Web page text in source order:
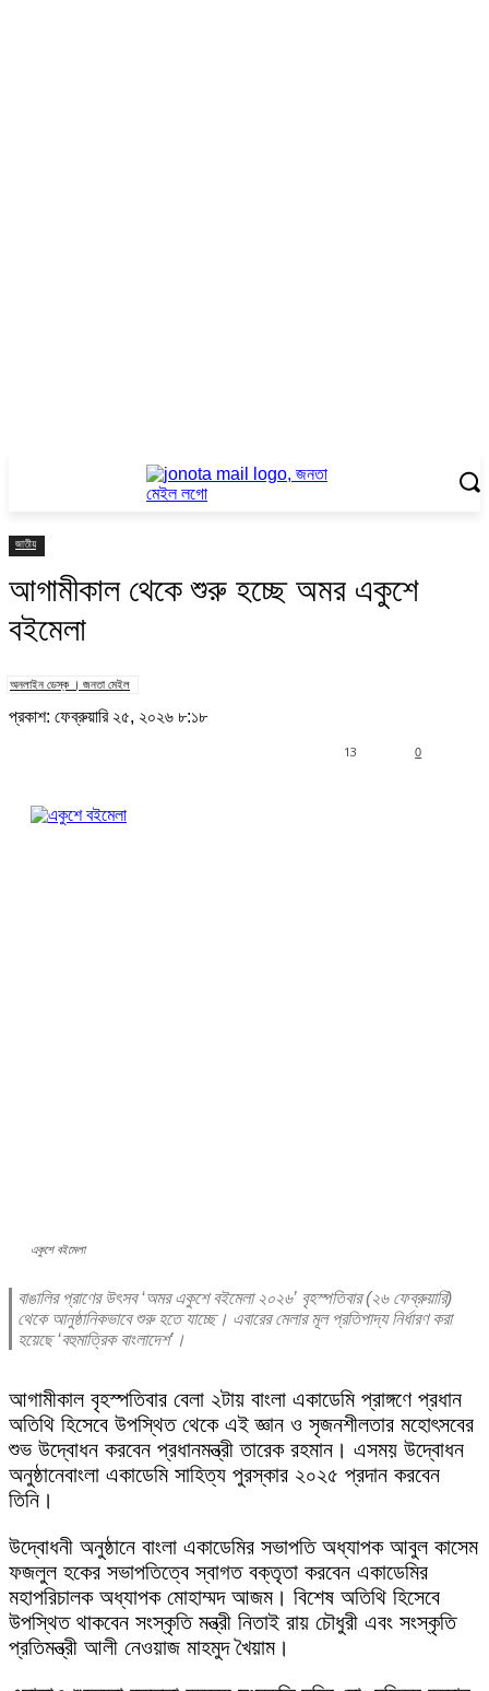
জাতীয়
আগামীকাল থেকে শুরু হচ্ছে অমর একুশে
বইমেলা
অনলাইন ডেস্ক । জনতা মেইল
প্রকাশ: ফেব্রুয়ারি ২৫, ২০২৬ ৮:১৮
0
13
একুশে বইমেলা
বাঙালির প্রাণের উৎসব ‘অমর একুশে বইমেলা ২০২৬’ বৃহস্পতিবার (২৬ ফেব্রুয়ারি)
থেকে আনুষ্ঠানিকভাবে শুরু হতে যাচ্ছে। এবারের মেলার মূল প্রতিপাদ্য নির্ধারণ করা
হয়েছে ‘বহুমাত্রিক বাংলাদেশ’।
আগামীকাল বৃহস্পতিবার বেলা ২টায় বাংলা একাডেমি প্রাঙ্গণে প্রধান
অতিথি হিসেবে উপস্থিত থেকে এই জ্ঞান ও সৃজনশীলতার মহোৎসবের
শুভ উদ্বোধন করবেন প্রধানমন্ত্রী তারেক রহমান। এসময় উদ্বোধন
অনুষ্ঠানেবাংলা একাডেমি সাহিত্য পুরস্কার ২০২৫ প্রদান করবেন
তিনি।
উদ্বোধনী অনুষ্ঠানে বাংলা একাডেমির সভাপতি অধ্যাপক আবুল কাসেম
ফজলুল হকের সভাপতিত্বে স্বাগত বক্তৃতা করবেন একাডেমির
মহাপরিচালক অধ্যাপক মোহাম্মদ আজম। বিশেষ অতিথি হিসেবে
উপস্থিত থাকবেন সংস্কৃতি মন্ত্রী নিতাই রায় চৌধুরী এবং সংস্কৃতি
প্রতিমন্ত্রী আলী নেওয়াজ মাহমুদ খৈয়াম।